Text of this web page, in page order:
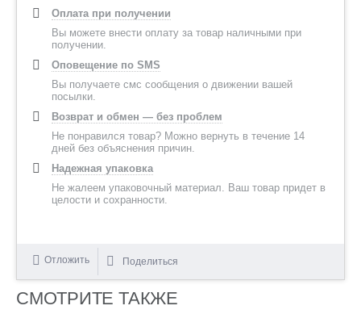
Оплата при получении
Вы можете внести оплату за товар наличными при
получении.
Оповещение по SMS
Вы получаете смс сообщения о движении вашей
посылки.
Возврат и обмен — без проблем
Не понравился товар? Можно вернуть в течение 14
дней без объяснения причин.
Надежная упаковка
Не жалеем упаковочный материал. Ваш товар придет в
целости и сохранности.
Отложить Поделиться
СМОТРИТЕ ТАКЖЕ